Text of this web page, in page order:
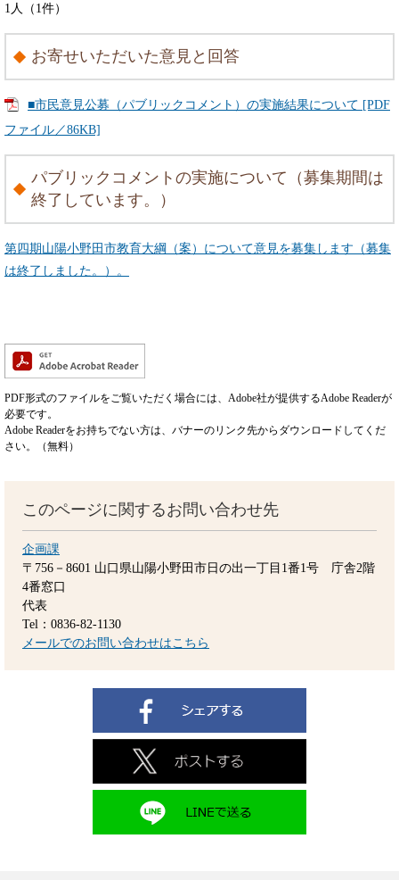
1人（1件）
お寄せいただいた意見と回答
■市民意見公募（パブリックコメント）の実施結果について [PDF
ファイル／86KB]
パブリックコメントの実施について（募集期間は
終了しています。）
第四期山陽小野田市教育大綱（案）について意見を募集します（募集
は終了しました。）。
PDF形式のファイルをご覧いただく場合には、Adobe社が提供するAdobe Readerが
必要です。
Adobe Readerをお持ちでない方は、バナーのリンク先からダウンロードしてくだ
さい。（無料）
このページに関するお問い合わせ先
企画課
〒756－8601 山口県山陽小野田市日の出一丁目1番1号 庁舎2階
4番窓口
代表
Tel：0836-82-1130
メールでのお問い合わせはこちら